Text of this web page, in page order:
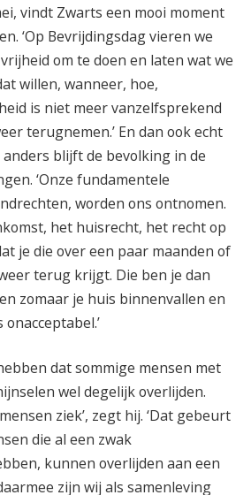
vindt Zwarts een mooi moment
‘Op Bevrijdingsdag vieren we
om te doen en laten wat we
willen, wanneer, hoe,
is niet meer vanzelfsprekend
terugnemen.’ En dan ook echt
blijft de bevolking in de
‘Onze fundamentele
worden ons ontnomen.
het huisrecht, het recht op
je die over een paar maanden of
terug krijgt. Die ben je dan
zomaar je huis binnenvallen en
dat sommige mensen met
wel degelijk overlijden.
ziek’, zegt hij. ‘Dat gebeurt
die al een zwak
kunnen overlijden aan een
zijn wij als samenleving